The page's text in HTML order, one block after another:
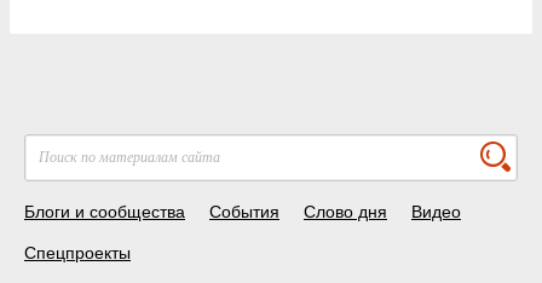
Блоги и сообщества События Слово дня Видео
Спецпроекты